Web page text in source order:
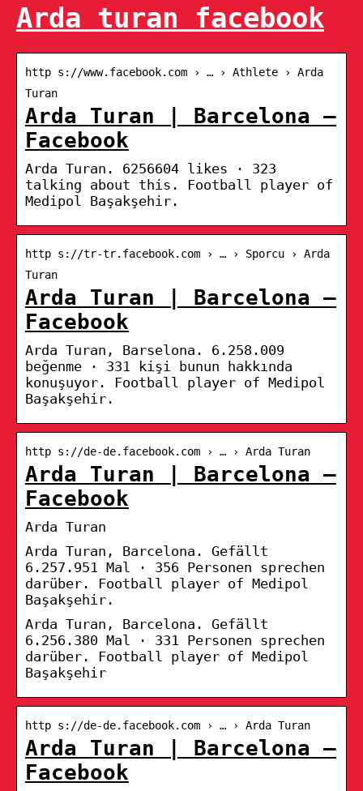
Arda turan facebook
http s://www.facebook.com › … › Athlete › Arda
Turan
Arda Turan | Barcelona –
Facebook
Arda Turan. 6256604 likes · 323
talking about this. Football player of
Medipol Başakşehir.
http s://tr-tr.facebook.com › … › Sporcu › Arda
Turan
Arda Turan | Barcelona –
Facebook
Arda Turan, Barselona. 6.258.009
beğenme · 331 kişi bunun hakkında
konuşuyor. Football player of Medipol
Başakşehir.
http s://de-de.facebook.com › … › Arda Turan
Arda Turan | Barcelona –
Facebook
Arda Turan
Arda Turan, Barcelona. Gefällt
6.257.951 Mal · 356 Personen sprechen
darüber. Football player of Medipol
Başakşehir.
Arda Turan, Barcelona. Gefällt
6.256.380 Mal · 331 Personen sprechen
darüber. Football player of Medipol
Başakşehir
http s://de-de.facebook.com › … › Arda Turan
Arda Turan | Barcelona –
Facebook